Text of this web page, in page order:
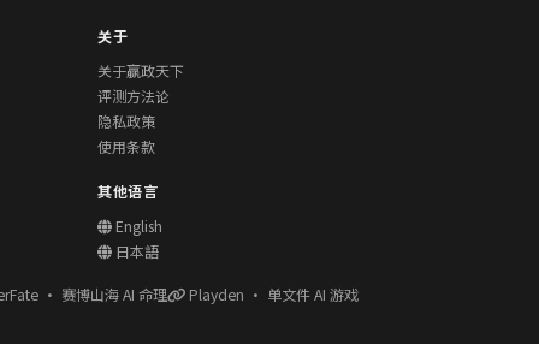
关于
关于赢政天下
评测方法论
隐私政策
使用条款
其他语言
English
日本語
· 赛博山海 AI 命理
Playden · 单文件 AI 游戏